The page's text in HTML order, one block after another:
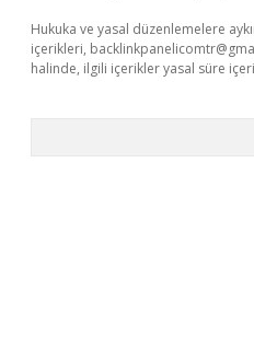
Hukuka ve yasal düzenlemelere
içerikleri,
halinde, ilgili içerikler yasal süre